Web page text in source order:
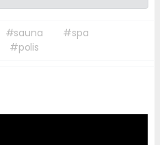
#sauna
#spa
#polis